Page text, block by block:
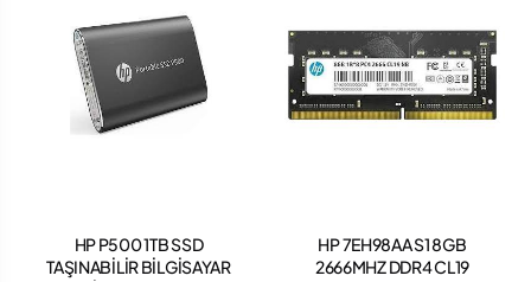
HP P500 1TB SSD
TAŞINABİLİR BİLGİSAYAR
HP 7EH98AA S1 8GB
2666MHZ DDR4 CL19